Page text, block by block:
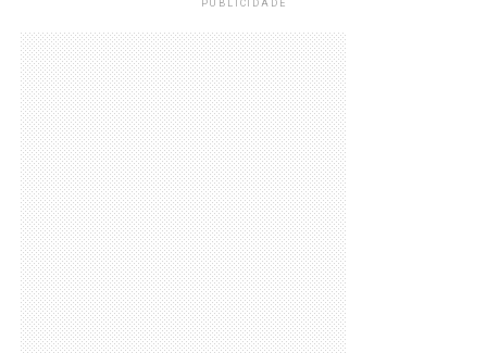
PUBLICIDADE